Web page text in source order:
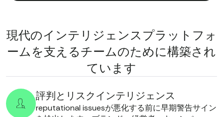
現代のインテリジェンスプラットフォ
ームを支えるチームのために構築され
ています
評判とリスクインテリジェンス
reputational issuesが悪化する前に早期警告サイン